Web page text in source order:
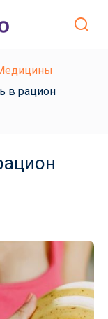
в рацион